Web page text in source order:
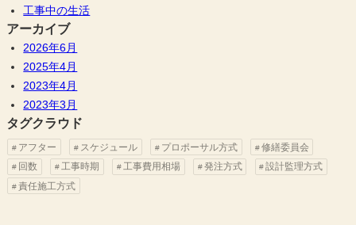
工事中の生活
アーカイブ
2026年6月
2025年4月
2023年4月
2023年3月
タグクラウド
アフター スケジュール プロポーサル方式
修繕委員会
回数
工事時期 工事費用相場 発注方式
設計監理方式
責任施工方式